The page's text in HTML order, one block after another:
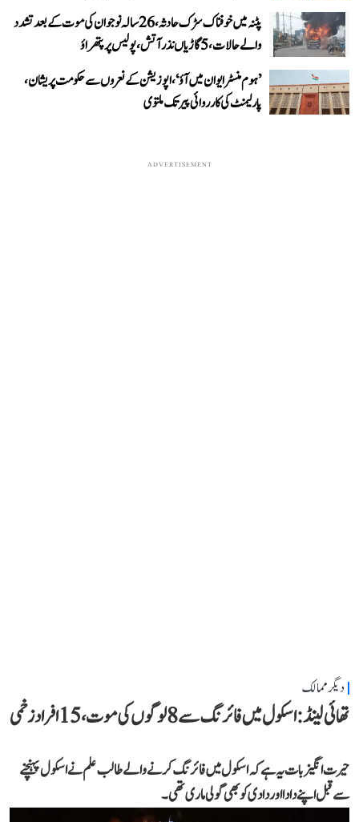
پٹنہ میں خوفناک سڑک حادثہ، 26 سالہ نوجوان کی موت کے بعد تشدد
والے حالات، 5 گاڑیاں نذر آتش، پولیس پر پتھراؤ
’ہوم منسٹر ایوان میں آؤ‘، اپوزیشن کے نعروں سے حکومت پریشان،
پارلیمنٹ کی کارروائی پیر تک ملتوی
ADVERTISEMENT
دیگر ممالک
تھائی لینڈ: اسکول میں فائرنگ سے 8 لوگوں کی موت، 15 افراد زخمی
حیرت انگیز بات یہ ہے کہ اسکول میں فائرنگ کرنے والے طالب علم نے اسکول پہنچنے
سے قبل اپنے دادا اور دادی کو بھی گولی ماری تھی۔